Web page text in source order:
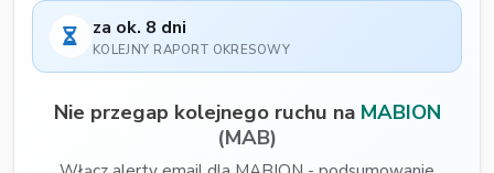
za ok. 8 dni
KOLEJNY RAPORT OKRESOWY
Nie przegap kolejnego ruchu na MABION
(MAB)